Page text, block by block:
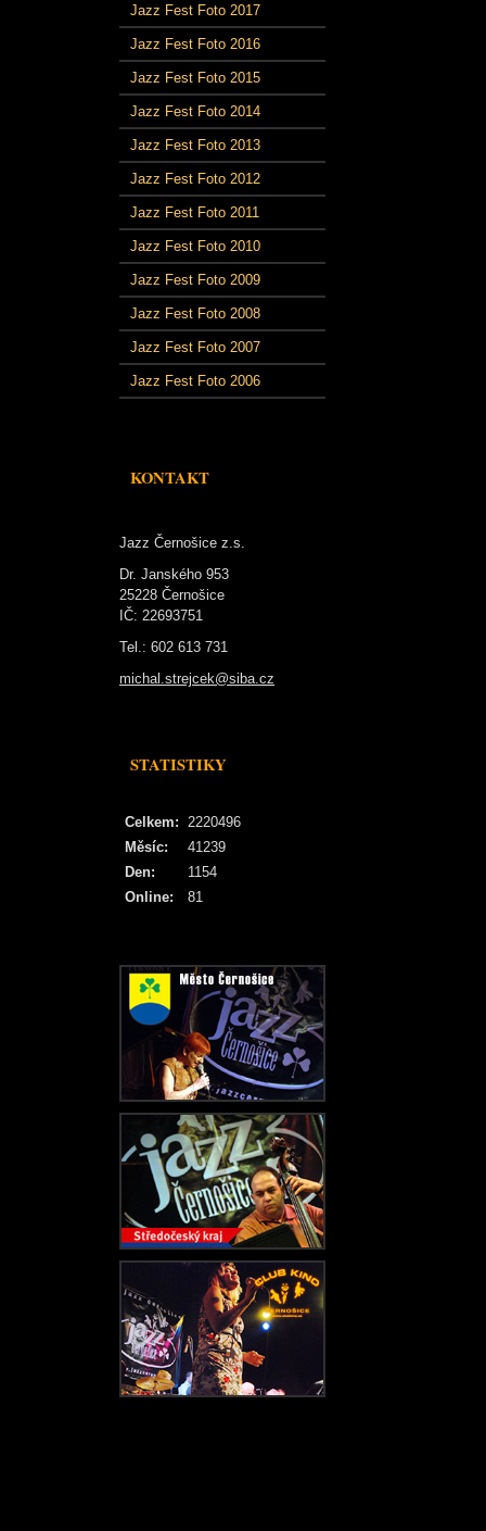
Jazz Fest Foto 2017
Jazz Fest Foto 2016
Jazz Fest Foto 2015
Jazz Fest Foto 2014
Jazz Fest Foto 2013
Jazz Fest Foto 2012
Jazz Fest Foto 2011
Jazz Fest Foto 2010
Jazz Fest Foto 2009
Jazz Fest Foto 2008
Jazz Fest Foto 2007
Jazz Fest Foto 2006
KONTAKT
Jazz Černošice z.s.
Dr. Janského 953
25228 Černošice
IČ: 22693751
Tel.: 602 613 731
michal.strejcek@siba.cz
STATISTIKY
Online: 81
Celkem: 2220496
Měsíc:
41239
Den:
1154